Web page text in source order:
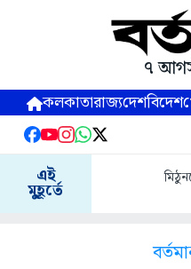
৭
কলকাতারাজ্যদেশবিদেশ
এই
মুহূর্তে